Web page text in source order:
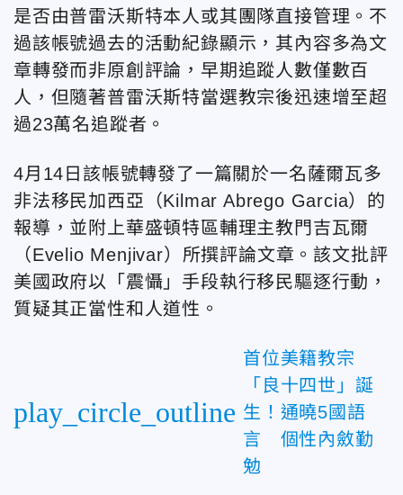
是否由普雷沃斯特本人或其團隊直接管理。不
過該帳號過去的活動紀錄顯示，其內容多為文
章轉發而非原創評論，早期追蹤人數僅數百
人，但隨著普雷沃斯特當選教宗後迅速增至超
過23萬名追蹤者。
4月14日該帳號轉發了一篇關於一名薩爾瓦多
非法移民加西亞（Kilmar Abrego Garcia）的
報導，並附上華盛頓特區輔理主教門吉瓦爾
（Evelio Menjivar）所撰評論文章。該文批評
美國政府以「震懾」手段執行移民驅逐行動，
質疑其正當性和人道性。
play_circle_outline
首位美籍教宗
「良十四世」誕
生！通曉5國語
言 個性內斂勤
勉